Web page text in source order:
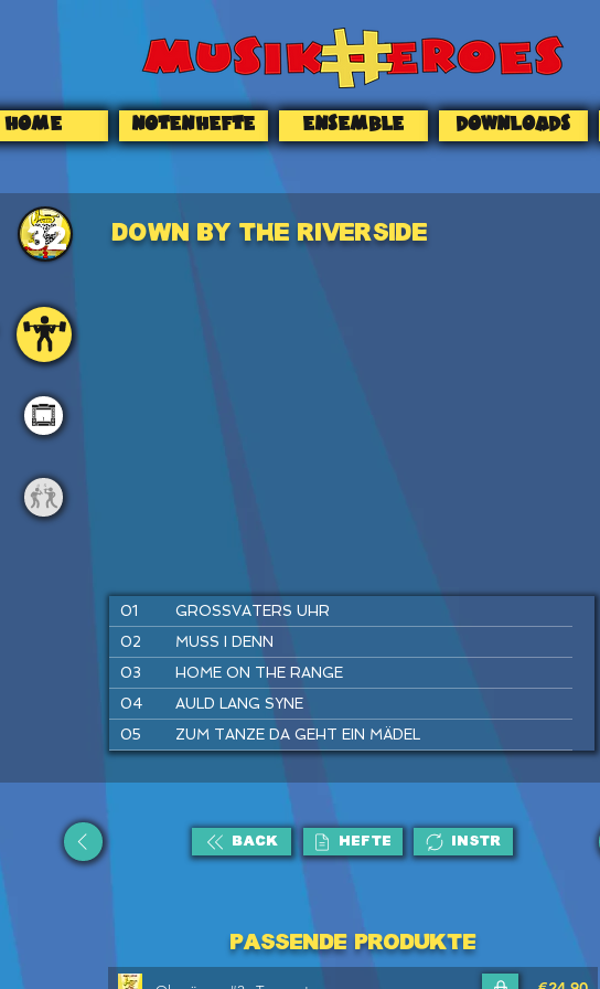
HOME NOTENHEFTE ENSEMBLE DOWNLOADS
32 DOWN BY THE RIVERSIDE
01
GROSSVATERS UHR
02
MUSS I DENN
03
HOME ON THE RANGE
04
AULD LANG SYNE
05
ZUM TANZE DA GEHT EIN MÄDEL
SIMPLE GIFTS
LUSTIG IST DAS ZIGEUNERLEBEN
THE ASH GROVE
BACK HEFTE INSTR
Passende Produkte